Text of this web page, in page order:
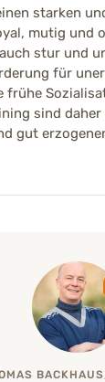
starken
mutig und
stur und
für
frühe
sind
gut